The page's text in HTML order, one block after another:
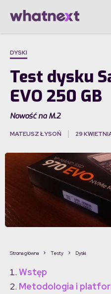
DYSKI
Test dysku
EVO 250 GB
Nowość na M.2
MATEUSZ ŁYSOŃ 29
Strona główna Testy Dyski
Wstęp
Metodologia i